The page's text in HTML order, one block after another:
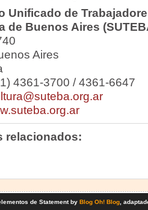
Unificado de
de Buenos Aires
Aires
4361-3700 / 4361-6647
relacionados:
de Statement by Blog Oh! Blog,